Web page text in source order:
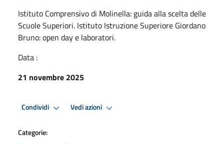
Istituto Comprensivo di Molinella: guida alla scelta delle
Scuole Superiori. Istituto Istruzione Superiore Giordano
Bruno: open day e laboratori.
Data :
21 novembre 2025
Condividi Vedi azioni
Categorie: